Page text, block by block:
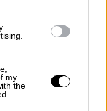
my
the
έγραψε»
προβλήματα